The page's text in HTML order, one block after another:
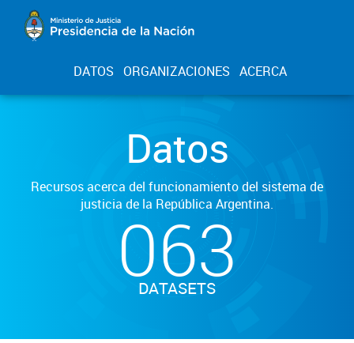
DATOS ORGANIZACIONES ACERCA
Datos
Recursos acerca del funcionamiento del sistema de
justicia de la República Argentina.
063
DATASETS